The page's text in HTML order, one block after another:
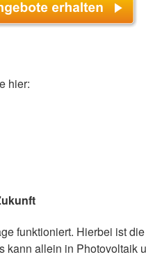
hier:
funktioniert. Hierbei ist
allein in Photovoltaik